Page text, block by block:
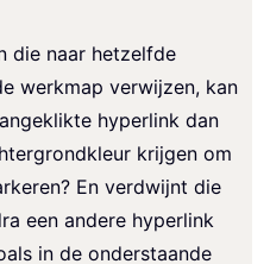
die naar hetzelfde
werkmap verwijzen, kan
hyperlink dan
krijgen om
En verdwijnt die
een andere hyperlink
in de onderstaande